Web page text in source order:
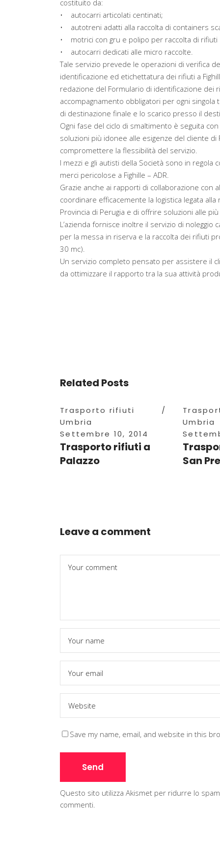
costituito da:
• autocarri articolati centinati;
• autotreni adatti alla raccolta di containers
• motrici con gru e polipo per raccolta di rifiuti
• autocarri dedicati alle micro raccolte.
Tale servizio prevede le operazioni di verifica
identificazione ed etichettatura dei rifiuti a
redazione del Formulario di identificazione dei
accompagnamento obbligatori per ogni
di destinazione finale e lo scarico presso il
Ogni fase del ciclo di smaltimento è seguita
soluzioni più idonee alle esigenze del cliente
compromettere la flessibilità del servizio.
I mezzi e gli autisti della Società sono in
merci pericolose a Fighille – ADR.
Grazie anche ai rapporti di collaborazione con
coordinare efficacemente la logistica legata
Provincia di Perugia e di offrire soluzioni alle
L’azienda fornisce inoltre il servizio di noleggio
per la messa in riserva e la raccolta dei rifiuti
30 mc).
Un servizio completo pensato per assistere il
da ottimizzare il rapporto tra la sua attività
Related Posts
Trasporto rifiuti
Umbria
Settembre 10, 2014
Trasporto rifiuti a
Palazzo
Umbria
San
Leave a comment
Save my name, email, and website in this
Questo sito utilizza Akismet per ridurre lo
commenti.